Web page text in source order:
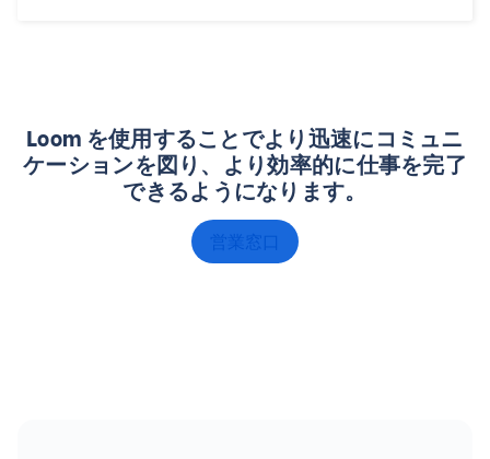
Loom を使用することでより迅速にコミュニ
ケーションを図り、より効率的に仕事を完了
できるようになります。
営業窓口